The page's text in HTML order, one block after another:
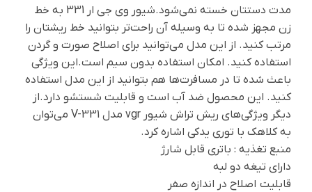
مدت دستتان خسته نمی‌شود.شیور وی جی ار 331 به خط
زن مجهز شده تا به وسیله آن راحت‌تر بتوانید خط ریشتان را
مرتب کنید. از این مدل می‌توانید برای اصلاح صورت و گردن
استفاده کنید. امکان استفاده بدون سیم است.این ویژگی
باعث شده تا در مسافرت‌ها هم بتوانید از این مدل استفاده
کنید. این محصول ضد آب است و قابلیت شستشو دارد.از
دیگر ویژگی‌های ریش تراش شیور vgr مدل V-331 می‌توان
به کلاهک با توری یدکی اشاره کرد.
منبع تغذیه : باتری قابل شارژ
دارای تیغه دو لبه
قابلیت اصلاح در اندازه صفر